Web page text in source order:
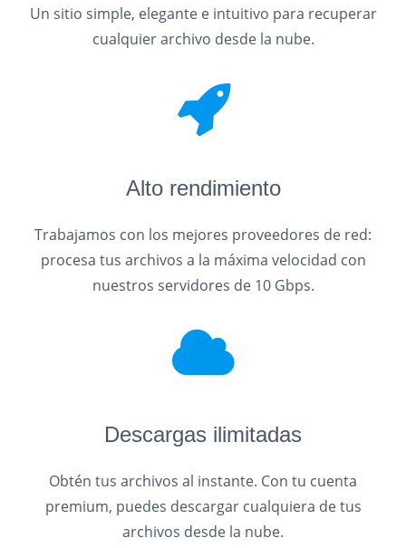
Un sitio simple, elegante e intuitivo para recuperar
cualquier archivo desde la nube.
Alto rendimiento
Trabajamos con los mejores proveedores de red:
procesa tus archivos a la máxima velocidad con
nuestros servidores de 10 Gbps.
Descargas ilimitadas
Obtén tus archivos al instante. Con tu cuenta
premium, puedes descargar cualquiera de tus
archivos desde la nube.